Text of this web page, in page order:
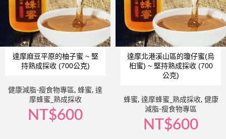
達摩麻豆平原的柚子蜜 ~ 堅
持熟成採收 (700公克)
健康減脂-瘦食物專區, 蜂蜜, 達
摩蜂蜜_熟成採收
NT$600
達摩北港溪山區的瓊仔蜜(烏
桕蜜) ~ 堅持熟成採收 (700
公克)
蜂蜜, 達摩蜂蜜_熟成採收, 健康
減脂-瘦食物專區
NT$600